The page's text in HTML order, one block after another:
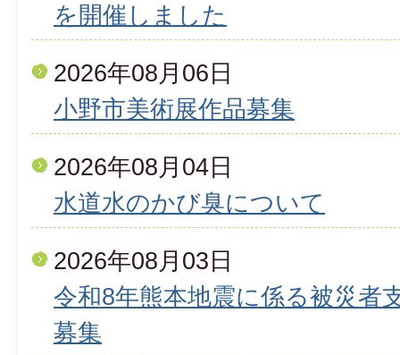
を開催しました
2026年08月06日
小野市美術展作品募集
2026年08月04日
水道水のかび臭について
2026年08月03日
令和8年熊本地震に係る被災者
募集